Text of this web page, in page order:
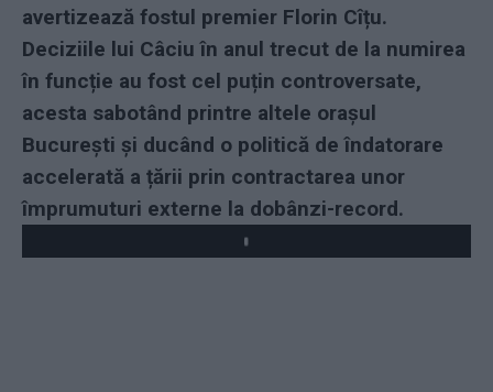
avertizează fostul premier Florin Cîțu.
Deciziile lui Câciu în anul trecut de la numirea
în funcție au fost cel puțin controversate,
acesta sabotând printre altele orașul
București și ducând o politică de îndatorare
accelerată a țării prin contractarea unor
împrumuturi externe la dobânzi-record.
Play